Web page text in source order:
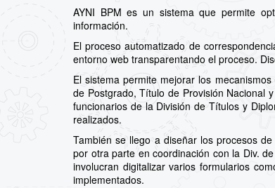
AYNI BPM es un sistema que permite
información.
El proceso automatizado de
entorno web transparentando el proceso.
El sistema permite mejorar los
de Postgrado, Título de Provisión Nacional
funcionarios de la División de Títulos y
realizados.
También se llego a diseñar los procesos
por otra parte en coordinación con la Div.
involucran digitalizar varios formularios
implementados.